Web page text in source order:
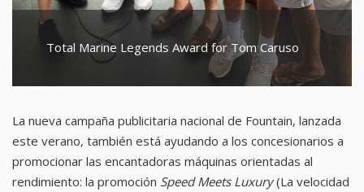
Total Marine Legends Award for Tom Caruso
La nueva campaña publicitaria nacional de Fountain, lanzada
este verano, también está ayudando a los concesionarios a
promocionar las encantadoras máquinas orientadas al
rendimiento: la promoción Speed Meets Luxury(La velocidad